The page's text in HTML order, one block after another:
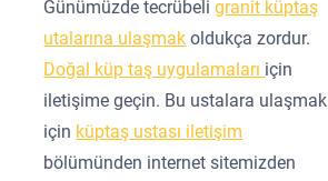
Günümüzde tecrübeligranit küptaş
utalarına ulaşmak oldukça zordur.
Doğal küp taş uygulamaları için
iletişime geçin. Bu ustalara ulaşmak
için küptaş ustası iletişim
bölümünden internet sitemizden